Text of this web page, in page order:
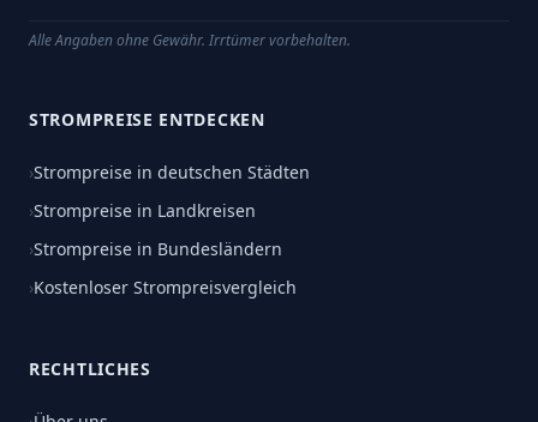
Alle Angaben ohne Gewähr. Irrtümer vorbehalten.
STROMPREISE ENTDECKEN
›Strompreise in deutschen Städten
›Strompreise in Landkreisen
›Strompreise in Bundesländern
›Kostenloser Strompreisvergleich
RECHTLICHES